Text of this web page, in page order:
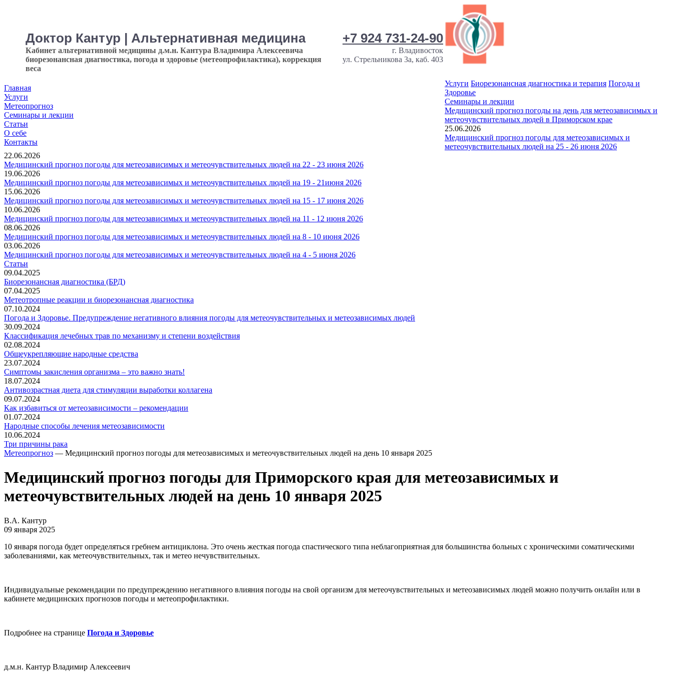
Доктор Кантур | Альтернативная медицина
Кабинет альтернативной медицины д.м.н. Кантура Владимира Алексеевича
биорезонансная диагностика, погода и здоровье (метеопрофилактика), коррекция
веса
+7 924 731-24-90
г. Владивосток
ул. Стрельникова 3а, каб. 403
Главная
Услуги
Метеопрогноз
Семинары и лекции
Статьи
О себе
Контакты
Услуги Биорезонансная диагностика и терапия Погода и
Здоровье
Семинары и лекции
Медицинский прогноз погоды на день для метеозависимых и
метеочувствительных людей в Приморском крае
25.06.2026
Медицинский прогноз погоды для метеозависимых и
метеочувствительных людей на 25 - 26 июня 2026
22.06.2026
Медицинский прогноз погоды для метеозависимых и метеочувствительных людей на 22 - 23 июня 2026
19.06.2026
Медицинский прогноз погоды для метеозависимых и метеочувствительных людей на 19 - 21июня 2026
15.06.2026
Медицинский прогноз погоды для метеозависимых и метеочувствительных людей на 15 - 17 июня 2026
10.06.2026
Медицинский прогноз погоды для метеозависимых и метеочувствительных людей на 11 - 12 июня 2026
08.06.2026
Медицинский прогноз погоды для метеозависимых и метеочувствительных людей на 8 - 10 июня 2026
03.06.2026
Медицинский прогноз погоды для метеозависимых и метеочувствительных людей на 4 - 5 июня 2026
Статьи
09.04.2025
Биорезонансная диагностика (БРД)
07.04.2025
Метеотропные реакции и биорезонансная диагностика
07.10.2024
Погода и Здоровье. Предупреждение негативного влияния погоды для метеочувствительных и метеозависимых людей
30.09.2024
Классификация лечебных трав по механизму и степени воздействия
02.08.2024
Общеукрепляющие народные средства
23.07.2024
Симптомы закисления организма – это важно знать!
18.07.2024
Антивозрастная диета для стимуляции выработки коллагена
09.07.2024
Как избавиться от метеозависимости – рекомендации
01.07.2024
Народные способы лечения метеозависимости
10.06.2024
Три причины рака
Метеопрогноз — Медицинский прогноз погоды для метеозависимых и метеочувствительных людей на день 10 января 2025
Медицинский прогноз погоды для Приморского края для метеозависимых и
метеочувствительных людей на день 10 января 2025
В.А. Кантур
09 января 2025
10 января погода будет определяться гребнем антициклона. Это очень жесткая погода спастического типа неблагоприятная для большинства больных с хроническими соматическими
заболеваниями, как метеочувствительных, так и метео нечувствительных.
Индивидуальные рекомендации по предупреждению негативного влияния погоды на свой организм для метеочувствительных и метеозависимых людей можно получить онлайн или в
кабинете медицинских прогнозов погоды и метеопрофилактики.
Подробнее на странице Погода и Здоровье
д.м.н. Кантур Владимир Алексеевич